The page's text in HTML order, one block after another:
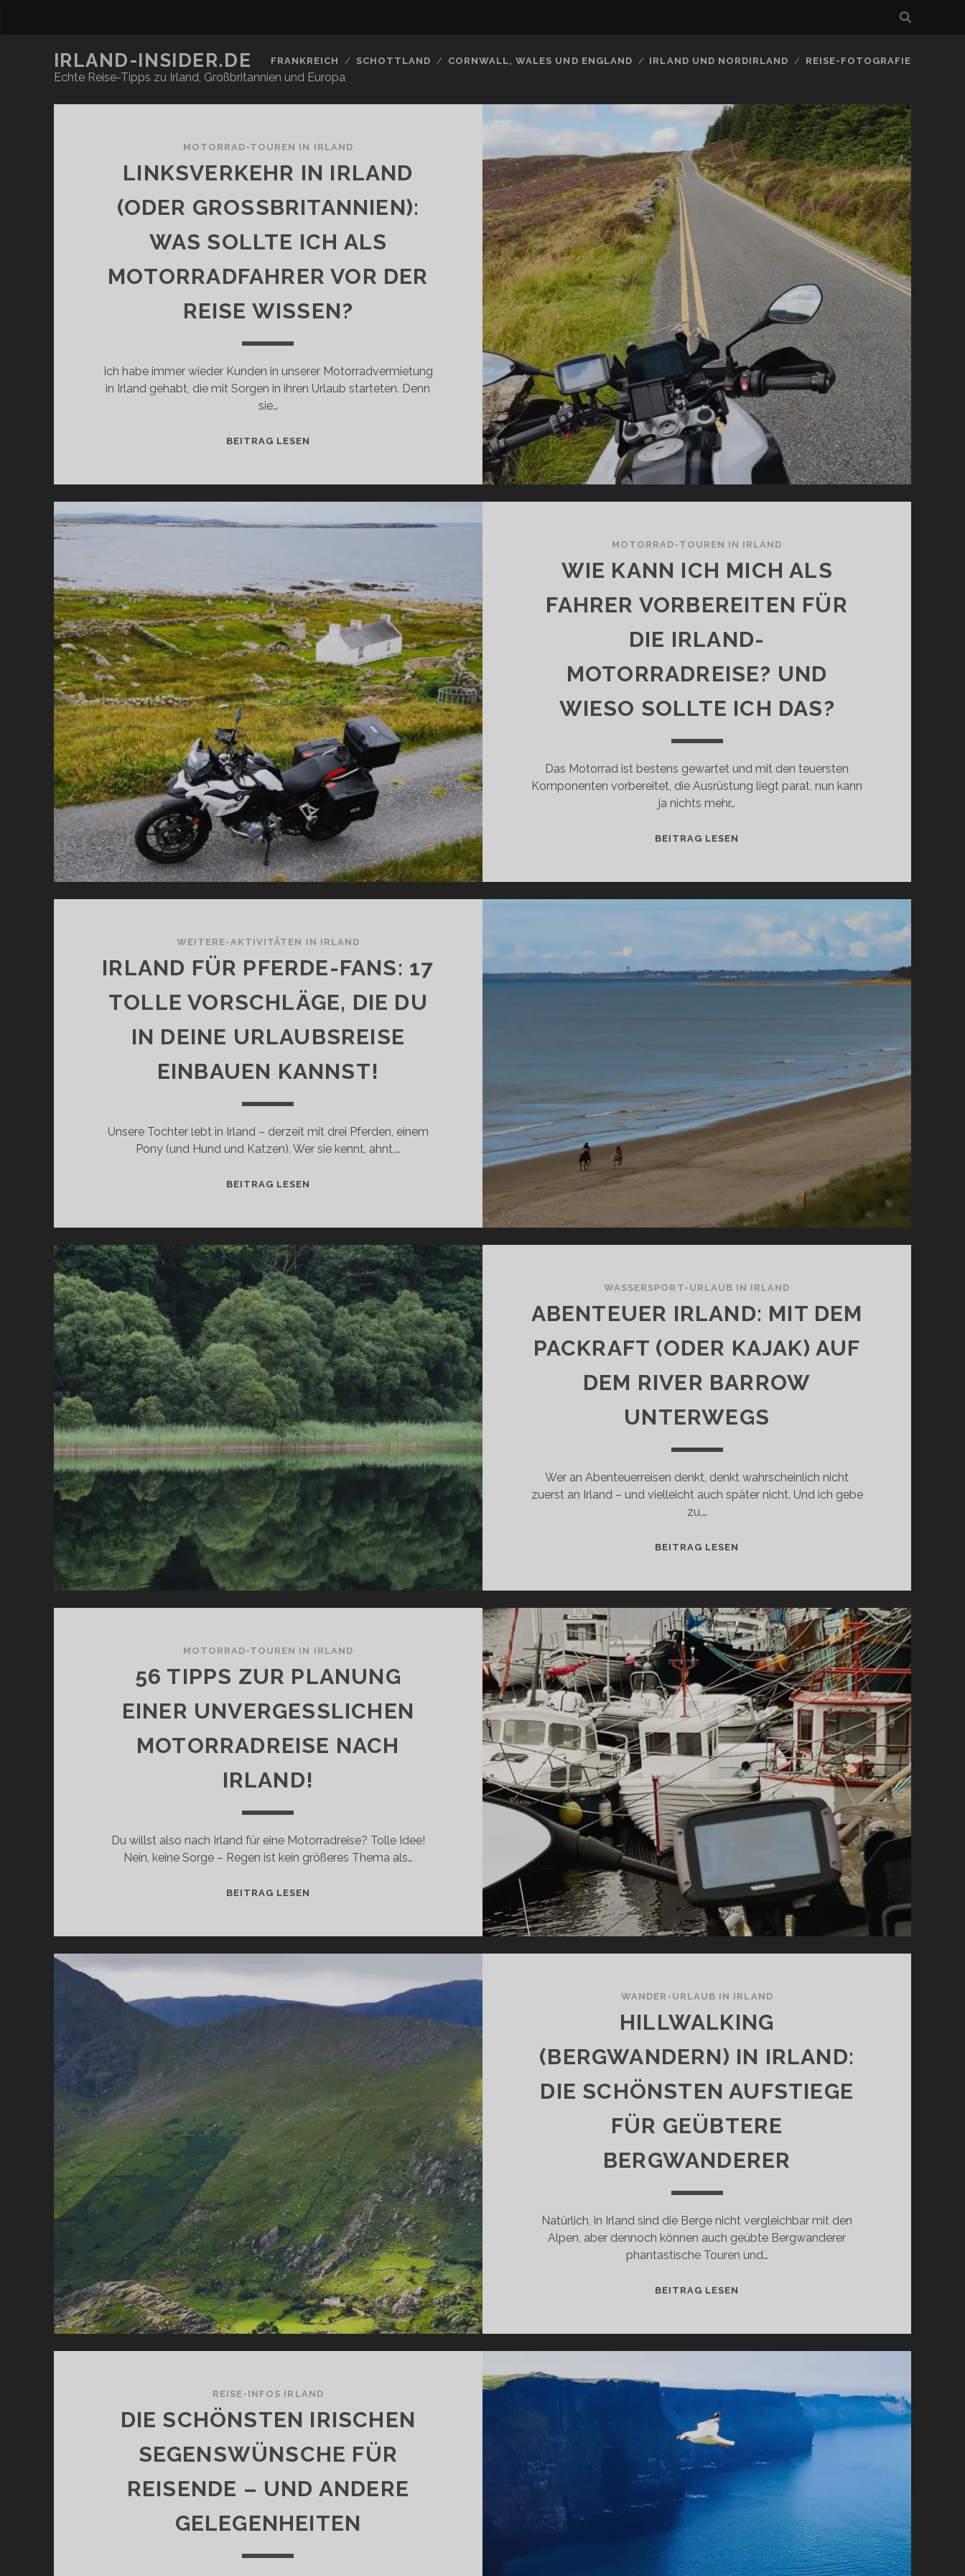
IRLAND-INSIDER.DE
Echte Reise-Tipps zu Irland, Großbritannien und Europa
FRANKREICH SCHOTTLAND CORNWALL, WALES UND ENGLAND IRLAND UND NORDIRLAND REISE-FOTOGRAFIE
Insider.de
Beiträge
MOTORRAD-TOUREN IN IRLAND
LINKSVERKEHR IN IRLAND
(ODER GROSSBRITANNIEN): W
AS SOLLTE ICH ALS M
OTORRADFAHRER VOR DER R
EISE WISSEN?
Ich habe immer wieder Kunden in unserer Motorradvermietung
in Irland gehabt, die mit Sorgen in ihren Urlaub starteten. Denn
sie…
BEITRAG LESEN
AS S
LS M
OTORRADFAHRER V
OR D
ER R
EISE W
ISSEN?
MOTORRAD-TOUREN IN IRLAND
WIE KANN ICH MICH ALS
FAHRER VORBEREITEN FÜR
DIE IRLAND-
MOTORRADREISE? UND
WIESO SOLLTE ICH DAS?
Das Motorrad ist bestens gewartet und mit den teuersten
Komponenten vorbereitet, die Ausrüstung liegt parat, nun kann
ja nichts mehr…
BEITRAG LESEN
VORBEREITEN
FÜR
DIE
SOLLTE
ICH
DAS?
WEITERE-AKTIVITÄTEN IN IRLAND
IRLAND FÜR PFERDE-FANS: 17
TOLLE VORSCHLÄGE, DIE DU
IN DEINE URLAUBSREISE
EINBAUEN KANNST!
Unsere Tochter lebt in Irland – derzeit mit drei Pferden, einem
Pony (und Hund und Katzen). Wer sie kennt, ahnt,…
BEITRAG LESEN
17
TOLLE
VORSCHLÄGE,
DIE
DU
IN
DEINE
URLAUBSREISE
EINBAUEN
KANNST!
WASSERSPORT-URLAUB IN IRLAND
ABENTEUER IRLAND: MIT DEM
PACKRAFT (ODER KAJAK) AUF
DEM RIVER BARROW
UNTERWEGS
Wer an Abenteuerreisen denkt, denkt wahrscheinlich nicht
zuerst an Irland – und vielleicht auch später nicht. Und ich gebe
zu,…
BEITRAG LESEN
PACKRAFT
(ODER
KAJAK)
AUF
DEM
RIVER
BARROW
UNTERWEGS
MOTORRAD-TOUREN IN IRLAND
56 TIPPS ZUR PLANUNG
EINER UNVERGESSLICHEN
MOTORRADREISE NACH
IRLAND!
Du willst also nach Irland für eine Motorradreise? Tolle Idee!
Nein, keine Sorge – Regen ist kein größeres Thema als…
BEITRAG LESEN
MOTORRADREISE
NACH
WANDER-URLAUB IN IRLAND
HILLWALKING
(BERGWANDERN) IN IRLAND:
DIE SCHÖNSTEN AUFSTIEGE
FÜR GEÜBTERE
BERGWANDERER
Natürlich, in Irland sind die Berge nicht vergleichbar mit den
Alpen, aber dennoch können auch geübte Bergwanderer
phantastische Touren und…
BEITRAG LESEN
AUFSTIEGE
BERGWANDERER
REISE-INFOS IRLAND
DIE SCHÖNSTEN IRISCHEN
SEGENSWÜNSCHE FÜR
REISENDE – UND ANDERE
GELEGENHEITEN